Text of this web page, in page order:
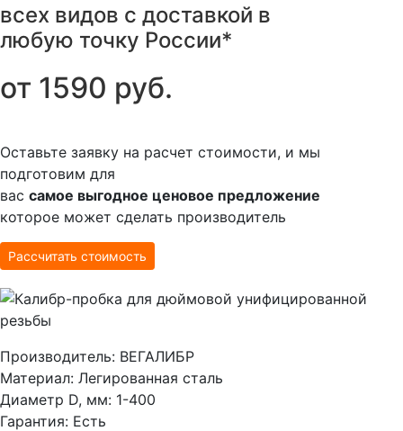
всех видов с доставкой в
любую точку России*
от 1590 руб.
Оставьте заявку на расчет стоимости, и мы
подготовим для
вас самое выгодное ценовое предложение
которое может сделать производитель
Рассчитать стоимость
Производитель: ВЕГАЛИБР
Материал: Легированная сталь
Диаметр D, мм: 1-400
Гарантия: Есть